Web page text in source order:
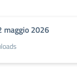
maggio 2026